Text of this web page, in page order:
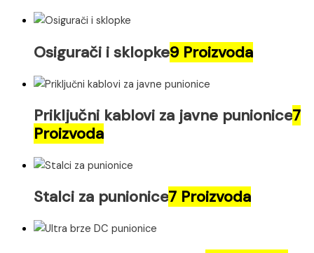
Osigurači i sklopke9 Proizvoda
Priključni kablovi za javne punionice7
Proizvoda
Stalci za punionice7 Proizvoda